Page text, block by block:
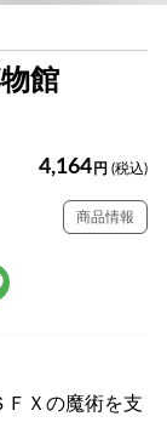
館
4,164 円 (税込)
商品情報
Ｘの魔術を支